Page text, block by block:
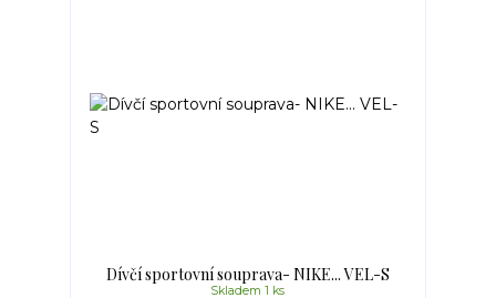
Dívčí sportovní souprava- NIKE... VEL-S
Skladem 1 ks